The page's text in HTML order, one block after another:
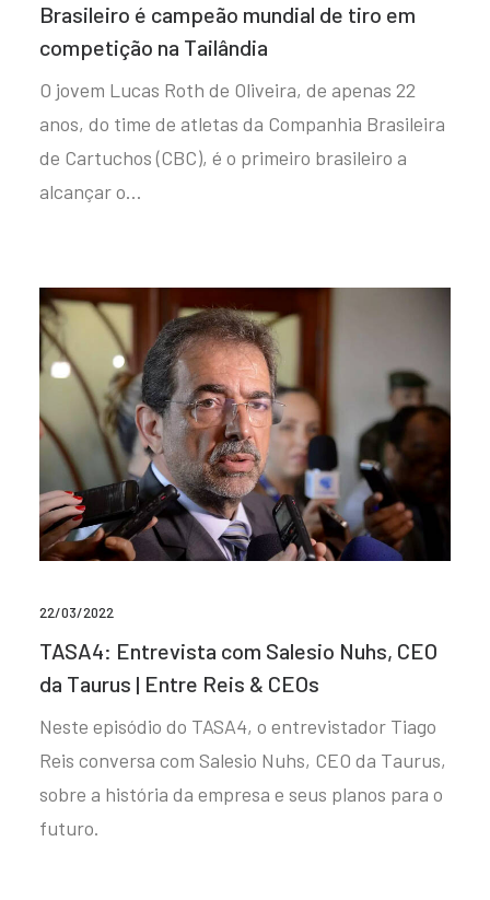
Brasileiro é campeão mundial de tiro em
competição na Tailândia
O jovem Lucas Roth de Oliveira, de apenas 22
anos, do time de atletas da Companhia Brasileira
de Cartuchos (CBC), é o primeiro brasileiro a
alcançar o…
22/03/2022
TASA4: Entrevista com Salesio Nuhs, CEO
da Taurus | Entre Reis & CEOs
Neste episódio do TASA4, o entrevistador Tiago
Reis conversa com Salesio Nuhs, CEO da Taurus,
sobre a história da empresa e seus planos para o
futuro.